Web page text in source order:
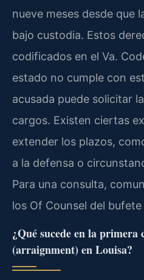
nueve meses desde que
bajo custodia. Estos
codificados en el Va.
estado no cumple con
acusada puede solicitar
cargos. Existen ciertas
extender los plazos,
a la defensa o
Para una consulta,
los Of Counsel del
¿Qué sucede en la primera
(arraignment) en Louisa?